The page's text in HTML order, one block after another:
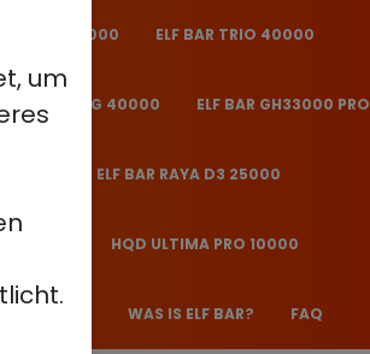
um
PRO 40000 ELF BAR TRIO 40000
BAR ICE KING 40000 ELF BAR GH33000 PRO
ELF BAR RAYA D3 25000
HQD ULTIMA PRO 10000
WAS IS ELF BAR? FAQ